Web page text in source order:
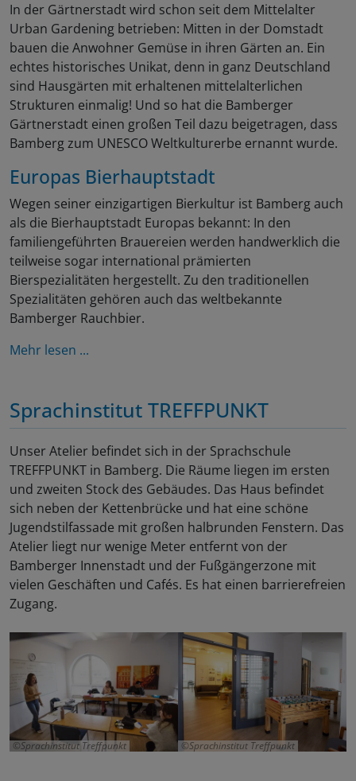
In der Gärtnerstadt wird schon seit dem Mittelalter
Urban Gardening betrieben: Mitten in der Domstadt
bauen die Anwohner Gemüse in ihren Gärten an. Ein
echtes historisches Unikat, denn in ganz Deutschland
sind Hausgärten mit erhaltenen mittelalterlichen
Strukturen einmalig! Und so hat die Bamberger
Gärtnerstadt einen großen Teil dazu beigetragen, dass
Bamberg zum UNESCO Weltkulturerbe ernannt wurde.
Europas Bierhauptstadt
Wegen seiner einzigartigen Bierkultur ist Bamberg auch
als die Bierhauptstadt Europas bekannt: In den
familiengeführten Brauereien werden handwerklich die
teilweise sogar international prämierten
Bierspezialitäten hergestellt. Zu den traditionellen
Spezialitäten gehören auch das weltbekannte
Bamberger Rauchbier.
Mehr lesen ...
Sprachinstitut TREFFPUNKT
Unser Atelier befindet sich in der Sprachschule
TREFFPUNKT in Bamberg. Die Räume liegen im ersten
und zweiten Stock des Gebäudes. Das Haus befindet
sich neben der Kettenbrücke und hat eine schöne
Jugendstilfassade mit großen halbrunden Fenstern. Das
Atelier liegt nur wenige Meter entfernt von der
Bamberger Innenstadt und der Fußgängerzone mit
vielen Geschäften und Cafés. Es hat einen barrierefreien
Zugang.
Sprachinstitut Treffpunkt Sprachinstitut Treffpunkt